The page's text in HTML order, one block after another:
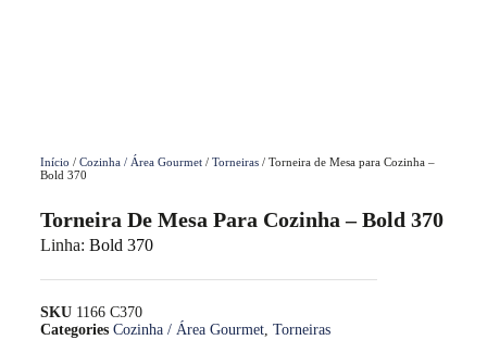
Início / Cozinha / Área Gourmet/ Torneiras/ Torneira de Mesa para Cozinha –
Bold 370
Torneira De Mesa Para Cozinha – Bold 370
Linha: Bold 370
SKU 1166 C370
Categories Cozinha / Área Gourmet, Torneiras